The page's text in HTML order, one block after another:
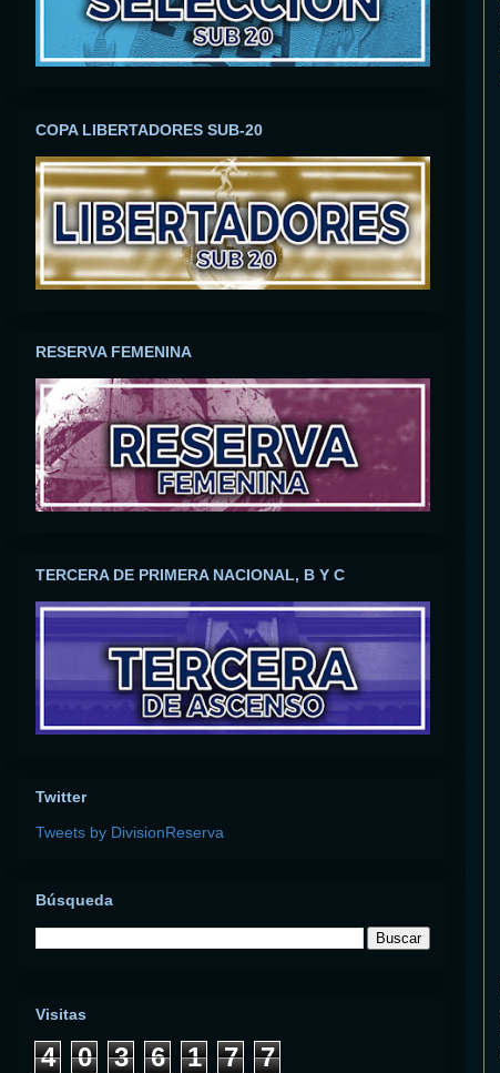
COPA LIBERTADORES SUB-20
RESERVA FEMENINA
TERCERA DE PRIMERA NACIONAL, B Y C
Twitter
Tweets by DivisionReserva
Búsqueda
Visitas
4 0 3 6 1 7 7